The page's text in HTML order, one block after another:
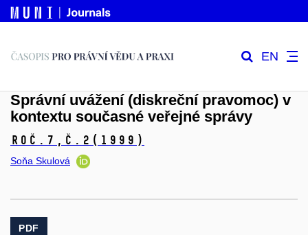
EN
Správní uvážení (diskreční pravomoc) v
kontextu současné veřejné správy
Roč.7, č.2 (1999)
Soňa Skulová
PDF